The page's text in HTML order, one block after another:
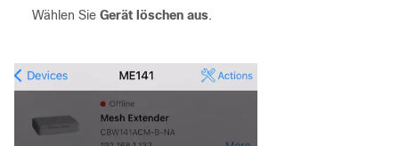
Wählen Sie Gerät löschen aus.